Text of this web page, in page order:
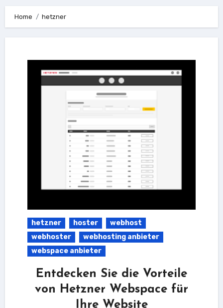
Home hetzner
hetzner hoster
webhost
webhoster
webhosting anbieter
webspace anbieter
Entdecken Sie die Vorteile
von Hetzner Webspace für
Ihre Website